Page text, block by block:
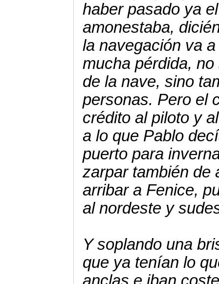
haber pasado ya
amonestaba,
la navegación va
mucha pérdida,
de la nave, sino
personas. Pero el
crédito al piloto y
a lo que Pablo
puerto para
zarpar también de
arribar a Fenice,
al nordeste y
Y soplando una
que ya tenían lo